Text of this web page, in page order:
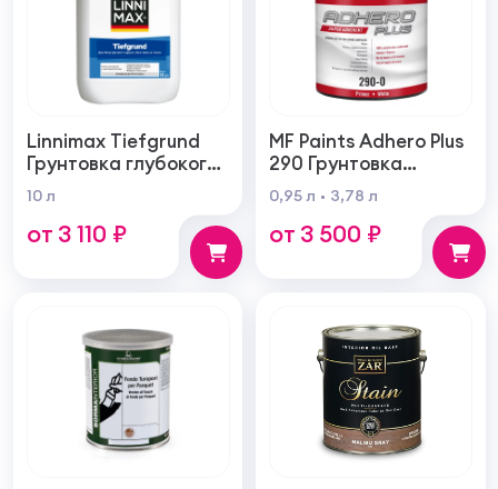
Linnimax Tiefgrund
Грунтовка глубокого
проникновения для
внутренних и
наружных работ
10 л
от 3 110 ₽
MF Paints Adhero Plus
290 Грунтовка
высшего качества из
100% акрилового
латекса для
0,95 л 3,78 л
от 3 500 ₽